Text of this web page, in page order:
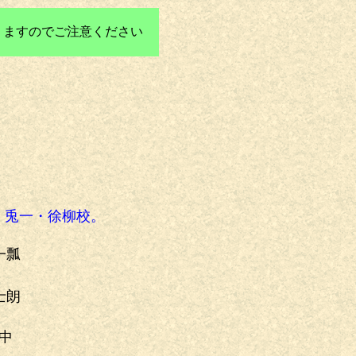
すのでご注意ください
一・徐柳校。